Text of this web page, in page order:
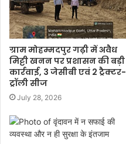
ग्राम मोहम्मदपुर गढ़ी में अवैध
मिट्टी खनन पर प्रशासन की बड़ी
कार्रवाई, 3 जेसीबी एवं 2 ट्रैक्टर-
ट्रॉली सीज
July 28, 2026